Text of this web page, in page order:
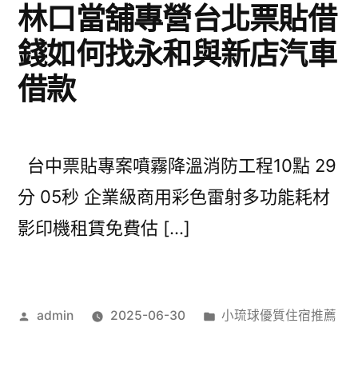
林口當舖專營台北票貼借
錢如何找永和與新店汽車
借款
台中票貼專案噴霧降溫消防工程10點 29
分 05秒 企業級商用彩色雷射多功能耗材
影印機租賃免費估 […]
作
admin 2025-06-30
分
小琉球優質住宿推薦